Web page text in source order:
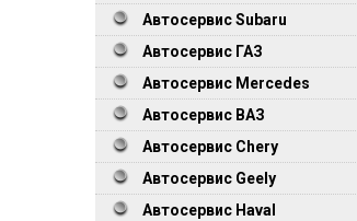
Автосервис Subaru
Автосервис ГАЗ
Автосервис Mercedes
Автосервис ВАЗ
Автосервис Chery
Автосервис Geely
Автосервис Haval